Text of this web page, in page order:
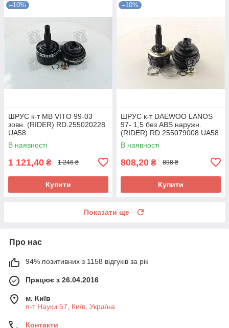
–10%
ШРУС к-т MB VITO 99-03
зовн. (RIDER) RD.255020228
UA58
В наявності
1 121,40 ₴ 1 246 ₴
Купити
–10%
ШРУС к-т DAEWOO LANOS
97- 1,5 без ABS наружн.
(RIDER) RD.255079008 UA58
В наявності
808,20 ₴ 898 ₴
Купити
Показати ще
Про нас
94% позитивних з 1158 відгуків за рік
Працює з 26.04.2016
м. Київ
п-т Науки 57, Київ, Україна
Контакти